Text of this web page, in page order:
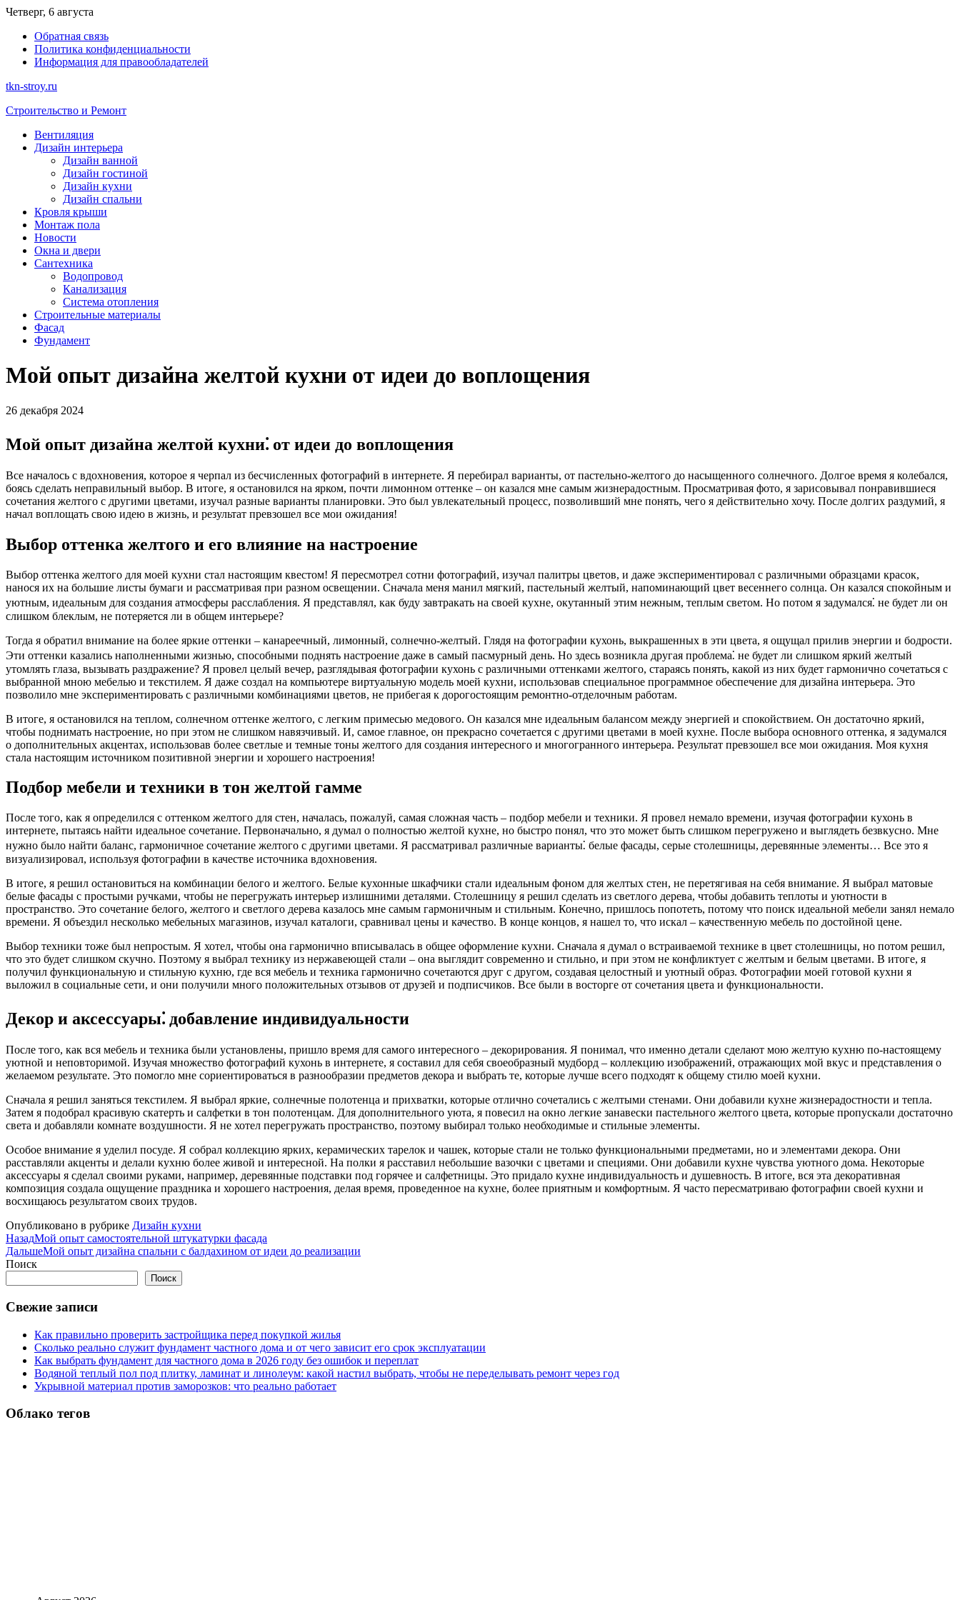
Перейти
содержимому
Четверг, 6 августа
Обратная связь
Политика конфиденциальности
Информация для правообладателей
tkn-stroy.ru
Строительство и Ремонт
Вентиляция
Дизайн интерьера
Дизайн ванной
Дизайн гостиной
Дизайн кухни
Дизайн спальни
Кровля крыши
Монтаж пола
Новости
Окна и двери
Сантехника
Водопровод
Канализация
Система отопления
Строительные материалы
Фасад
Фундамент
Мой опыт дизайна желтой кухни от идеи до воплощения
26 декабря 2024
Мой опыт дизайна желтой кухни⁚ от идеи до воплощения
Все началось с вдохновения, которое я черпал из бесчисленных фотографий в интернете. Я перебирал варианты, от пастельно-желтого до насыщенного солнечного. Долгое время я колебался,
боясь сделать неправильный выбор. В итоге, я остановился на ярком, почти лимонном оттенке – он казался мне самым жизнерадостным. Просматривая фото, я зарисовывал понравившиеся
сочетания желтого с другими цветами, изучал разные варианты планировки. Это был увлекательный процесс, позволивший мне понять, чего я действительно хочу. После долгих раздумий, я
начал воплощать свою идею в жизнь, и результат превзошел все мои ожидания!
Выбор оттенка желтого и его влияние на настроение
Выбор оттенка желтого для моей кухни стал настоящим квестом! Я пересмотрел сотни фотографий, изучал палитры цветов, и даже экспериментировал с различными образцами красок,
нанося их на большие листы бумаги и рассматривая при разном освещении. Сначала меня манил мягкий, пастельный желтый, напоминающий цвет весеннего солнца. Он казался спокойным и
уютным, идеальным для создания атмосферы расслабления. Я представлял, как буду завтракать на своей кухне, окутанный этим нежным, теплым светом. Но потом я задумался⁚ не будет ли он
слишком блеклым, не потеряется ли в общем интерьере?
Тогда я обратил внимание на более яркие оттенки – канареечный, лимонный, солнечно-желтый. Глядя на фотографии кухонь, выкрашенных в эти цвета, я ощущал прилив энергии и бодрости.
Эти оттенки казались наполненными жизнью, способными поднять настроение даже в самый пасмурный день. Но здесь возникла другая проблема⁚ не будет ли слишком яркий желтый
утомлять глаза, вызывать раздражение? Я провел целый вечер, разглядывая фотографии кухонь с различными оттенками желтого, стараясь понять, какой из них будет гармонично сочетаться с
выбранной мною мебелью и текстилем. Я даже создал на компьютере виртуальную модель моей кухни, использовав специальное программное обеспечение для дизайна интерьера. Это
позволило мне экспериментировать с различными комбинациями цветов, не прибегая к дорогостоящим ремонтно-отделочным работам.
В итоге, я остановился на теплом, солнечном оттенке желтого, с легким примесью медового. Он казался мне идеальным балансом между энергией и спокойствием. Он достаточно яркий,
чтобы поднимать настроение, но при этом не слишком навязчивый. И, самое главное, он прекрасно сочетается с другими цветами в моей кухне. После выбора основного оттенка, я задумался
о дополнительных акцентах, использовав более светлые и темные тоны желтого для создания интересного и многогранного интерьера. Результат превзошел все мои ожидания. Моя кухня
стала настоящим источником позитивной энергии и хорошего настроения!
Подбор мебели и техники в тон желтой гамме
После того, как я определился с оттенком желтого для стен, началась, пожалуй, самая сложная часть – подбор мебели и техники. Я провел немало времени, изучая фотографии кухонь в
интернете, пытаясь найти идеальное сочетание. Первоначально, я думал о полностью желтой кухне, но быстро понял, что это может быть слишком перегружено и выглядеть безвкусно. Мне
нужно было найти баланс, гармоничное сочетание желтого с другими цветами. Я рассматривал различные варианты⁚ белые фасады, серые столешницы, деревянные элементы… Все это я
визуализировал, используя фотографии в качестве источника вдохновения.
В итоге, я решил остановиться на комбинации белого и желтого. Белые кухонные шкафчики стали идеальным фоном для желтых стен, не перетягивая на себя внимание. Я выбрал матовые
белые фасады с простыми ручками, чтобы не перегружать интерьер излишними деталями. Столешницу я решил сделать из светлого дерева, чтобы добавить теплоты и уютности в
пространство. Это сочетание белого, желтого и светлого дерева казалось мне самым гармоничным и стильным. Конечно, пришлось попотеть, потому что поиск идеальной мебели занял немало
времени. Я объездил несколько мебельных магазинов, изучал каталоги, сравнивал цены и качество. В конце концов, я нашел то, что искал – качественную мебель по достойной цене.
Выбор техники тоже был непростым. Я хотел, чтобы она гармонично вписывалась в общее оформление кухни. Сначала я думал о встраиваемой технике в цвет столешницы, но потом решил,
что это будет слишком скучно. Поэтому я выбрал технику из нержавеющей стали – она выглядит современно и стильно, и при этом не конфликтует с желтым и белым цветами. В итоге, я
получил функциональную и стильную кухню, где вся мебель и техника гармонично сочетаются друг с другом, создавая целостный и уютный образ. Фотографии моей готовой кухни я
выложил в социальные сети, и они получили много положительных отзывов от друзей и подписчиков. Все были в восторге от сочетания цвета и функциональности.
Декор и аксессуары⁚ добавление индивидуальности
После того, как вся мебель и техника были установлены, пришло время для самого интересного – декорирования. Я понимал, что именно детали сделают мою желтую кухню по-настоящему
уютной и неповторимой. Изучая множество фотографий кухонь в интернете, я составил для себя своеобразный мудборд – коллекцию изображений, отражающих мой вкус и представления о
желаемом результате. Это помогло мне сориентироваться в разнообразии предметов декора и выбрать те, которые лучше всего подходят к общему стилю моей кухни.
Сначала я решил заняться текстилем. Я выбрал яркие, солнечные полотенца и прихватки, которые отлично сочетались с желтыми стенами. Они добавили кухне жизнерадостности и тепла.
Затем я подобрал красивую скатерть и салфетки в тон полотенцам. Для дополнительного уюта, я повесил на окно легкие занавески пастельного желтого цвета, которые пропускали достаточно
света и добавляли комнате воздушности. Я не хотел перегружать пространство, поэтому выбирал только необходимые и стильные элементы.
Особое внимание я уделил посуде. Я собрал коллекцию ярких, керамических тарелок и чашек, которые стали не только функциональными предметами, но и элементами декора. Они
расставляли акценты и делали кухню более живой и интересной. На полки я расставил небольшие вазочки с цветами и специями. Они добавили кухне чувства уютного дома. Некоторые
аксессуары я сделал своими руками, например, деревянные подставки под горячее и салфетницы. Это придало кухне индивидуальность и душевность. В итоге, вся эта декоративная
композиция создала ощущение праздника и хорошего настроения, делая время, проведенное на кухне, более приятным и комфортным. Я часто пересматриваю фотографии своей кухни и
восхищаюсь результатом своих трудов.
Опубликовано в рубрике Дизайн кухни
НазадМой опыт самостоятельной штукатурки фасада
ДальшеМой опыт дизайна спальни с балдахином от идеи до реализации
Поиск
Поиск
Свежие записи
Как правильно проверить застройщика перед покупкой жилья
Сколько реально служит фундамент частного дома и от чего зависит его срок эксплуатации
Как выбрать фундамент для частного дома в 2026 году без ошибок и переплат
Водяной теплый пол под плитку, ламинат и линолеум: какой настил выбрать, чтобы не переделывать ремонт через год
Укрывной материал против заморозков: что реально работает
Облако тегов